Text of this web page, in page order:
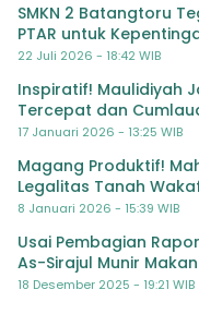
SMKN 2 Batangtoru
PTAR untuk
22 Juli 2026 - 18:42 WIB
Inspiratif! Maulidiyah
Tercepat dan
17 Januari 2026 - 13:25 WIB
Magang Produktif!
Legalitas Tanah
8 Januari 2026 - 15:39 WIB
Usai Pembagian
As-Sirajul Munir
Semester
18 Desember 2025 - 19:21 WIB